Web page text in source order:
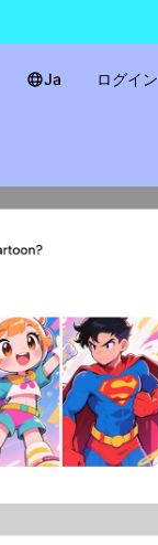
Ja ログイン